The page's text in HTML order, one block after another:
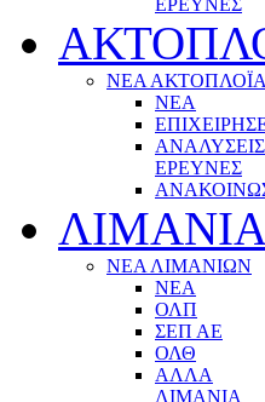
ΝΕΑ
ΝΕΑ
ΕΡΕΥΝΕΣ
ΛΙΜΑΝΙΑ
ΝΕΑ ΛΙΜΑΝΙΩΝ
ΝΕΑ
ΟΛΠ
ΣΕΠ ΑΕ
ΟΛΘ
ΑΛΛΑ
ΛΙΜΑΝΙΑ